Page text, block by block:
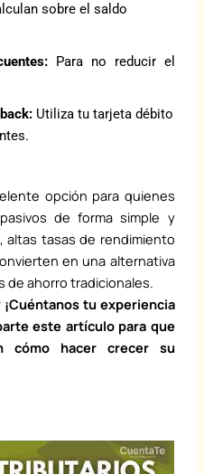
sobre el saldo
Para no reducir el
Utiliza tu tarjeta débito
opción para quienes
de forma simple y
altas tasas de rendimiento
en una alternativa
de ahorro tradicionales.
tu experiencia
este artículo para que
cómo hacer crecer su